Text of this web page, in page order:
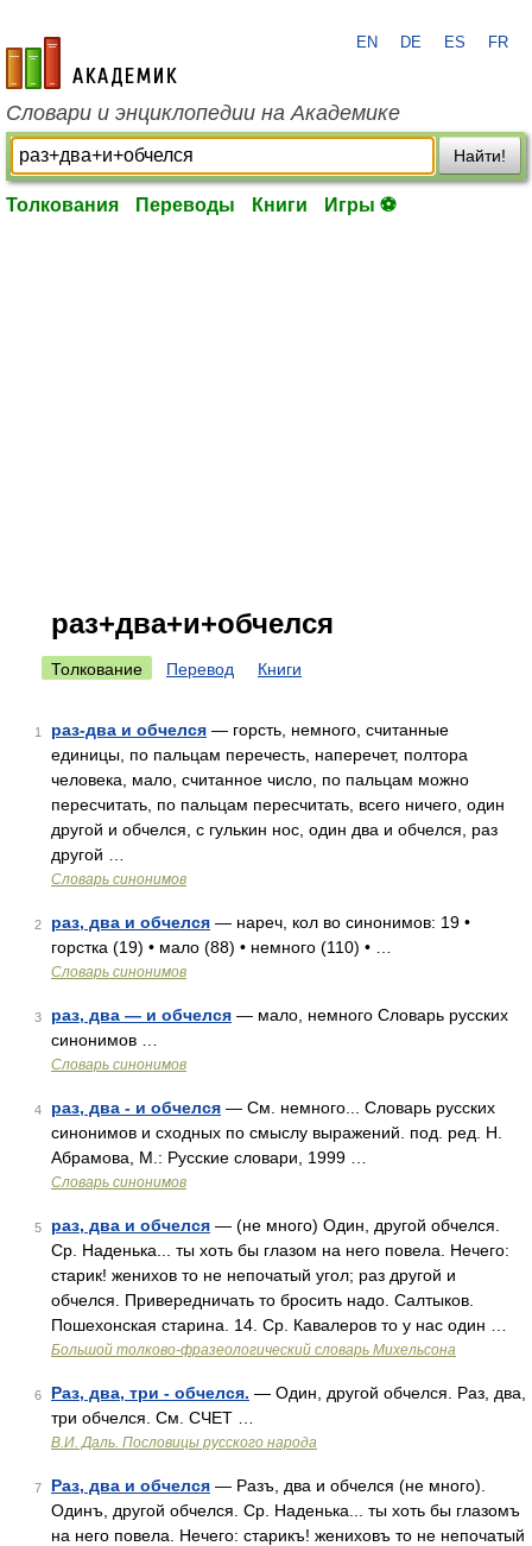
academic.ru
EN DE ES FR
Словари и энциклопедии на Академике
Найти!
Толкования Переводы Книги Игры ⚽
раз+два+и+обчелся
Толкование Перевод Книги
1 раз-два и обчелся — горсть, немного, считанные
единицы, по пальцам перечесть, наперечет, полтора
человека, мало, считанное число, по пальцам можно
пересчитать, по пальцам пересчитать, всего ничего, один
другой и обчелся, с гулькин нос, один два и обчелся, раз
другой …
Словарь синонимов
2 раз, два и обчелся — нареч, кол во синонимов: 19 •
горстка (19) • мало (88) • немного (110) • …
Словарь синонимов
3 раз, два — и обчелся — мало, немного Словарь русских
синонимов …
Словарь синонимов
4 раз, два - и обчелся — См. немного... Словарь русских
синонимов и сходных по смыслу выражений. под. ред. Н.
Абрамова, М.: Русские словари, 1999 …
Словарь синонимов
5 раз, два и обчелся — (не много) Один, другой обчелся.
Ср. Наденька... ты хоть бы глазом на него повела. Нечего:
старик! женихов то не непочатый угол; раз другой и
обчелся. Привередничать то бросить надо. Салтыков.
Пошехонская старина. 14. Ср. Кавалеров то у нас один …
Большой толково-фразеологический словарь Михельсона
6 Раз, два, три - обчелся. — Один, другой обчелся. Раз, два,
три обчелся. См. СЧЕТ …
В.И. Даль. Пословицы русского народа
7 Раз, два и обчелся — Разъ, два и обчелся (не много).
Одинъ, другой обчелся. Ср. Наденька... ты хоть бы глазомъ
на него повела. Нечего: старикъ! жениховъ то не непочатый